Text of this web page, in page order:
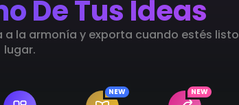
De Tus Ideas
la armonía y exporta cuando estés
lugar.
NEW NEW